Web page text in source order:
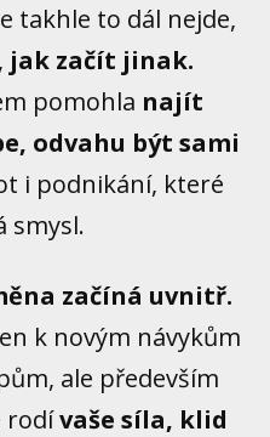
takhle to dál nejde,
jak začít jinak.
pomohla najít
odvahu být sami
i podnikání, které
smysl.
začíná uvnitř.
k novým návykům
ale především
rodívaše síla, klid